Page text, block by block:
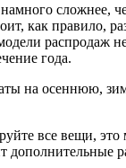
сложнее,
как правило,
распродаж
года.
на осеннюю,
все вещи,
дополнительные